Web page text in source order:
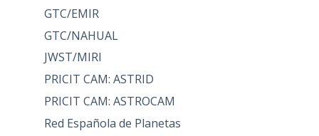
GTC/EMIR
GTC/NAHUAL
JWST/MIRI
PRICIT CAM: ASTRID
PRICIT CAM: ASTROCAM
Red Española de Planetas